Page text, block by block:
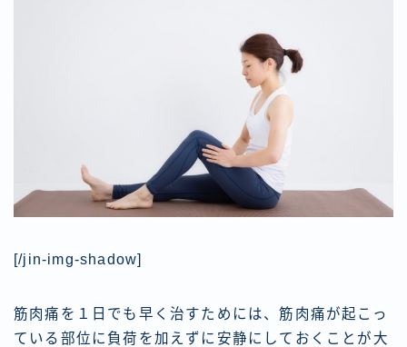
[/jin-img-shadow]
筋肉痛を１日でも早く治すためには、筋肉痛が起こっ
ている部位に負荷を加えずに安静にしておくことが大